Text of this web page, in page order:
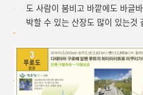
도 사람이 붐비고 바깥에도 바글
박할 수 있는 산장도 많이 있는것